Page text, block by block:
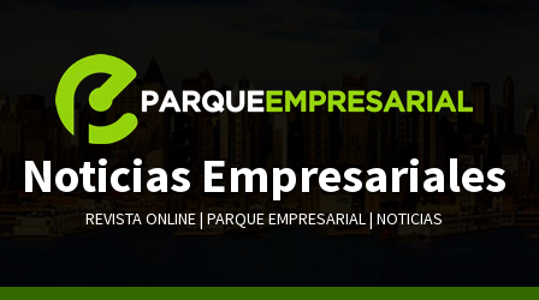
contenido
Noticias Empresariales
REVISTA ONLINE | PARQUE EMPRESARIAL | NOTICIAS